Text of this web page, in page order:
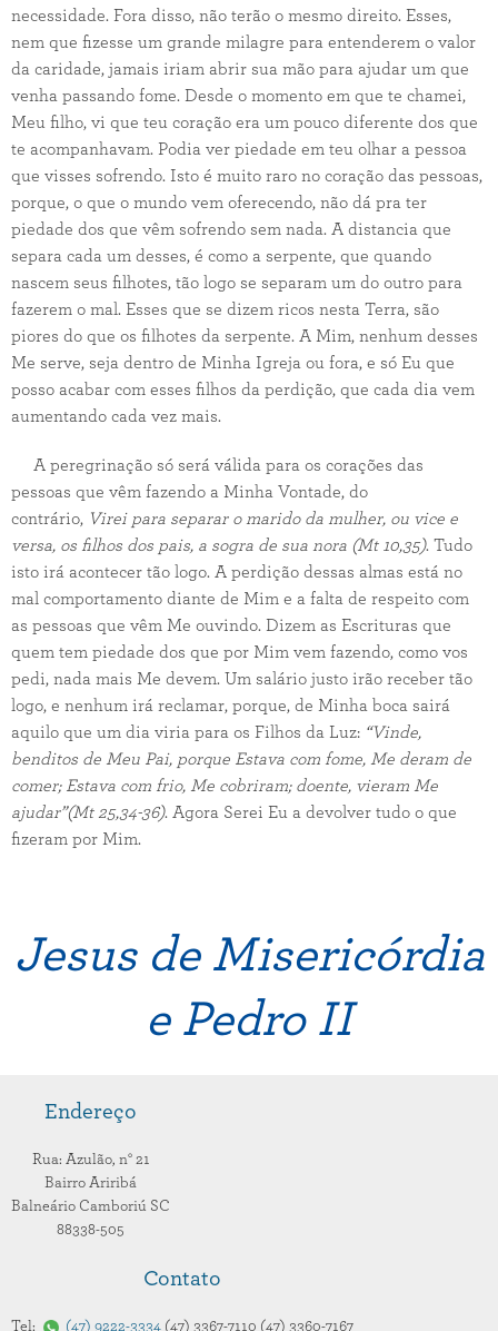
necessidade. Fora disso, não terão o mesmo direito. Esses,
nem que fizesse um grande milagre para entenderem o valor
da caridade, jamais iriam abrir sua mão para ajudar um que
venha passando fome. Desde o momento em que te chamei,
Meu filho, vi que teu coração era um pouco diferente dos que
te acompanhavam. Podia ver piedade em teu olhar a pessoa
que visses sofrendo. Isto é muito raro no coração das pessoas,
porque, o que o mundo vem oferecendo, não dá pra ter
piedade dos que vêm sofrendo sem nada. A distancia que
separa cada um desses, é como a serpente, que quando
nascem seus filhotes, tão logo se separam um do outro para
fazerem o mal. Esses que se dizem ricos nesta Terra, são
piores do que os filhotes da serpente. A Mim, nenhum desses
Me serve, seja dentro de Minha Igreja ou fora, e só Eu que
posso acabar com esses filhos da perdição, que cada dia vem
aumentando cada vez mais.
A peregrinação só será válida para os corações das
pessoas que vêm fazendo a Minha Vontade, do
contrário, Virei para separar o marido da mulher, ou vice e
versa, os filhos dos pais, a sogra de sua nora (Mt 10,35). Tudo
isto irá acontecer tão logo. A perdição dessas almas está no
mal comportamento diante de Mim e a falta de respeito com
as pessoas que vêm Me ouvindo. Dizem as Escrituras que
quem tem piedade dos que por Mim vem fazendo, como vos
pedi, nada mais Me devem. Um salário justo irão receber tão
logo, e nenhum irá reclamar, porque, de Minha boca sairá
aquilo que um dia viria para os Filhos da Luz: “Vinde,
benditos de Meu Pai, porque Estava com fome, Me deram de
comer; Estava com frio, Me cobriram; doente, vieram Me
ajudar”(Mt 25,34-36). Agora Serei Eu a devolver tudo o que
fizeram por Mim.
Jesus de Misericórdia
e Pedro II
Endereço
Rua: Azulão, n° 21
Bairro Ariribá
Balneário Camboriú SC
88338-505
Contato
Tel: 47 9222-3334 47 3367-7110 47 3360-7167